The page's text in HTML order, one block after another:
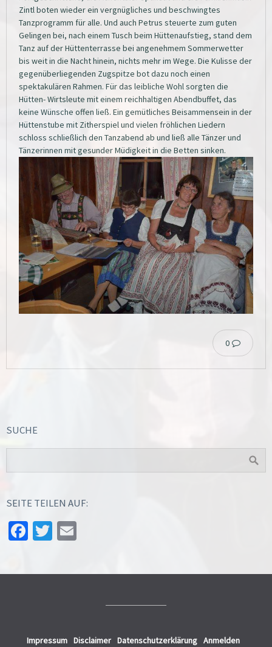
Zintl boten wieder ein vergnügliches und beschwingtes
Tanzprogramm für alle. Und auch Petrus steuerte zum guten
Gelingen bei, nach einem Tusch beim Hüttenaufstieg, stand dem
Tanz auf der Hüttenterrasse bei angenehmem Sommerwetter
bis weit in die Nacht hinein, nichts mehr im Wege. Die Kulisse der
gegenüberliegenden Zugspitze bot dazu noch einen
spektakulären Rahmen. Für das leibliche Wohl sorgten die
Hütten- Wirtsleute mit einem reichhaltigen Abendbuffet, das
keine Wünsche offen ließ. Ein gemütliches Beisammensein in der
Hüttenstube mit Zitherspiel und vielen fröhlichen Liedern
schloss schließlich den Tanzabend ab und ließ alle Tänzer und
Tänzerinnen mit gesunder Müdigkeit in die Betten sinken.
0
SUCHE
SEITE TEILEN AUF:
Facebook
Twitter
Impressum Disclaimer Datenschutzerklärung Anmelden